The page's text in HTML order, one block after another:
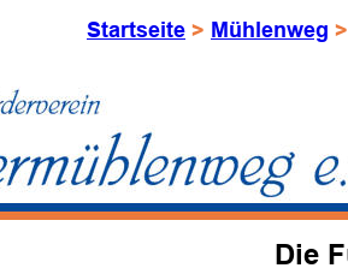
Die
Startseite > Mühlenweg